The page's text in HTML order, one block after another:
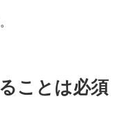
ことは必須